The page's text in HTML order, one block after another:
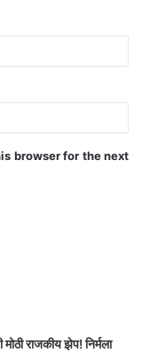
browser for the next
राजकीय झेप! निर्मला